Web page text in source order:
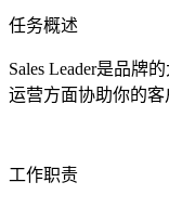
任务概述
Sales Leader是品牌
运营方面协助你的客
工作职责